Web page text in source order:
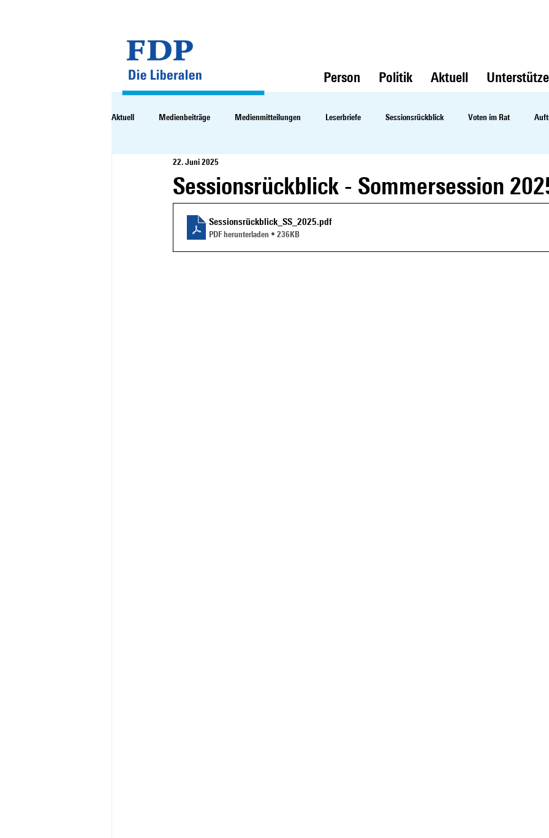
Person Politik Aktuell
Aktuell Medienbeiträge Medienmitteilungen Leserbriefe Sessionsrückblick Voten im Rat
Sessionsrückblick - Sommersession
22. Juni 2025
Sessionsrückblick_SS_2025.pdf
PDF herunterladen • 236KB